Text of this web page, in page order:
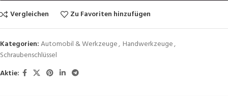
Vergleichen
Zu Favoriten hinzufügen
Kategorien:Automobil & Werkzeuge, Handwerkzeuge,
Schraubenschlüssel
Aktie: